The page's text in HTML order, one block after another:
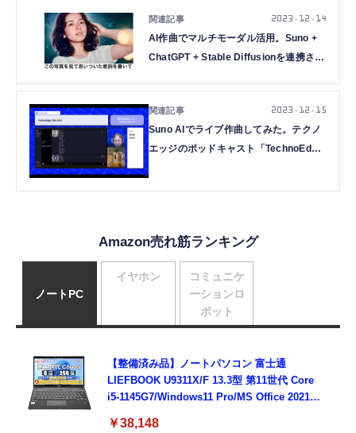
AI作曲でマルチモーダル活用。Suno +
ChatGPT + Stable Diffusionを連携させ
2023.12.14
Suno AIでライブ作曲してみた。テクノ
エッジのポッドキャスト「TechnoEdge-
2023.12.15
Amazon売れ筋ランキング
ノートPC
【整備済み品】ノートパソコン 富士通
LIEFBOOK U9311X/F 13.3型 第11世代 Core
i5-1145G7/Windows11 Pro/MS Office 2021搭
Type-C/360度回転対応/有線静音マウス付
￥38,148
イヤホン
コミュニケ
ーションロ
ボット